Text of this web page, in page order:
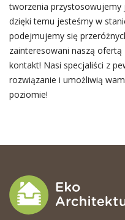
tworzenia
dzięki temu jesteśmy w
podejmujemy się
zainteresowani naszą ofertą
kontakt! Nasi specjaliści z
rozwiązanie i umożliwią
poziomie!